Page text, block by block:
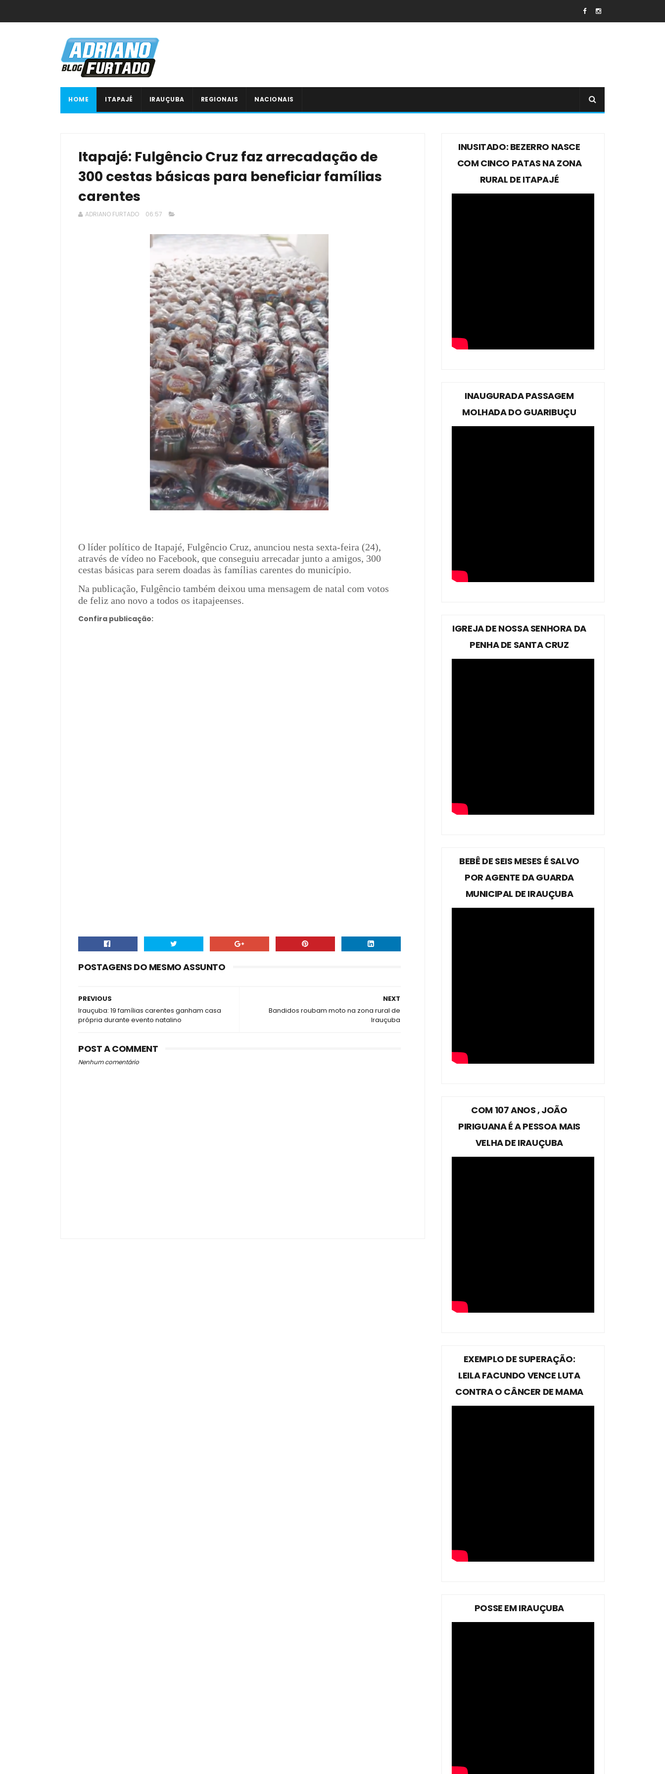
HOME ITAPAJÉ IRAUÇUBA REGIONAIS NACIONAIS
Itapajé: Fulgêncio Cruz faz arrecadação de
300 cestas básicas para beneficiar famílias
carentes
ADRIANO FURTADO 06:57
O líder político de Itapajé, Fulgêncio Cruz, anunciou nesta sexta-feira (24),
através de vídeo no Facebook, que conseguiu arrecadar junto a amigos, 300
cestas básicas para serem doadas às famílias carentes do município.
Na publicação, Fulgêncio também deixou uma mensagem de natal com votos
de feliz ano novo a todos os itapajeenses.
Confira publicação:
POSTAGENS DO MESMO ASSUNTO
NEXT
Bandidos roubam moto na zona rural de
Irauçuba
PREVIOUS
Irauçuba: 19 famílias carentes ganham casa
própria durante evento natalino
POST A COMMENT
Nenhum comentário
INUSITADO: BEZERRO NASCE
COM CINCO PATAS NA ZONA
RURAL DE ITAPAJÉ
INAUGURADA PASSAGEM
MOLHADA DO GUARIBUÇU
IGREJA DE NOSSA SENHORA DA
PENHA DE SANTA CRUZ
BEBÊ DE SEIS MESES É SALVO
POR AGENTE DA GUARDA
MUNICIPAL DE IRAUÇUBA
COM 107 ANOS , JOÃO
PIRIGUANA É A PESSOA MAIS
VELHA DE IRAUÇUBA
EXEMPLO DE SUPERAÇÃO:
LEILA FACUNDO VENCE LUTA
CONTRA O CÂNCER DE MAMA
POSSE EM IRAUÇUBA